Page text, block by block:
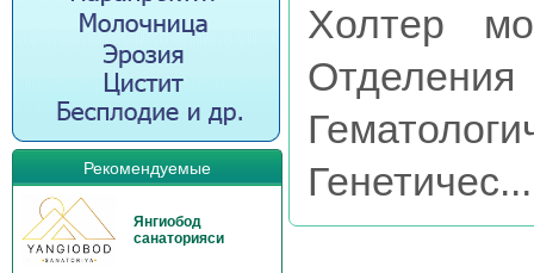
Рекомендуемые
Янгиобод
санаторияси
Холтер
Генетичес...